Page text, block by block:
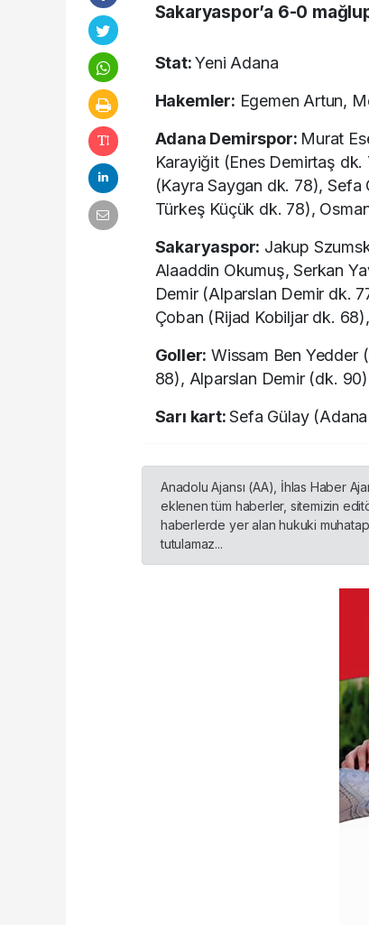
Sakaryaspor’a 6-0
Stat:Yeni Adana
Hakemler: Egemen Artun,
Adana Demirspor: Murat
Karayiğit (Enes Demirtaş
(Kayra Saygan dk. 78),
Türkeş Küçük dk. 78),
Sakaryaspor: Jakup
Alaaddin Okumuş, Serkan
Demir (Alparslan Demir dk.
Çoban (Rijad Kobiljar dk.
Goller: Wissam Ben Yedder
88), Alparslan Demir (dk.
Sarı kart:Sefa Gülay
Anadolu Ajansı (AA), İhlas Haber
eklenen tüm haberler, sitemizin
haberlerde yer alan hukuki
tutulamaz...